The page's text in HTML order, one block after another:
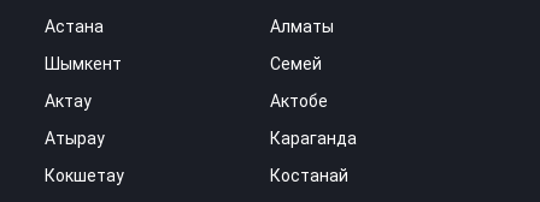
Астана
Алматы
Шымкент
Семей
Актау
Актобе
Атырау
Караганда
Кокшетау
Костанай